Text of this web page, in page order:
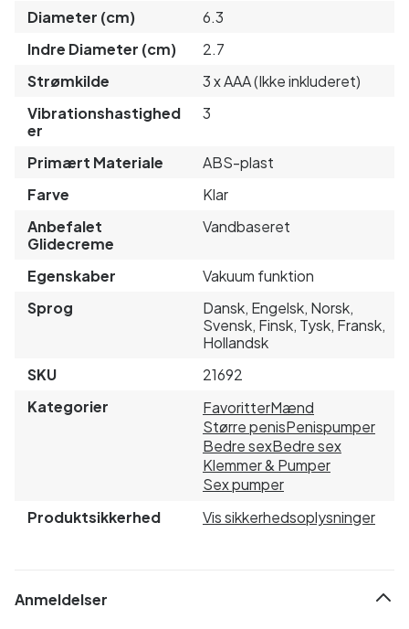
Diameter (cm)
6.3
Indre Diameter (cm)
2.7
Strømkilde
3 x AAA (Ikke inkluderet)
Vibrationshastighed
er
3
Primært Materiale
ABS-plast
Farve
Klar
Anbefalet
Glidecreme
Vandbaseret
Egenskaber
Vakuum funktion
Sprog
Dansk, Engelsk, Norsk,
Svensk, Finsk, Tysk, Fransk,
Hollandsk
SKU
21692
Kategorier
FavoritterMænd
Større penisPenispumper
Bedre sexBedre sex
Klemmer & Pumper
Sex pumper
Produktsikkerhed
Vis sikkerhedsoplysninger
Anmeldelser